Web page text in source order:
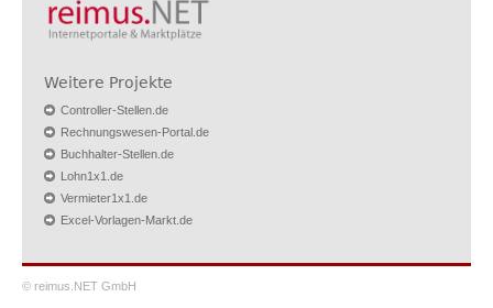
Weitere Projekte
Controller-Stellen.de
Rechnungswesen-Portal.de
Buchhalter-Stellen.de
Lohn1x1.de
Vermieter1x1.de
Excel-Vorlagen-Markt.de
© reimus.NET GmbH